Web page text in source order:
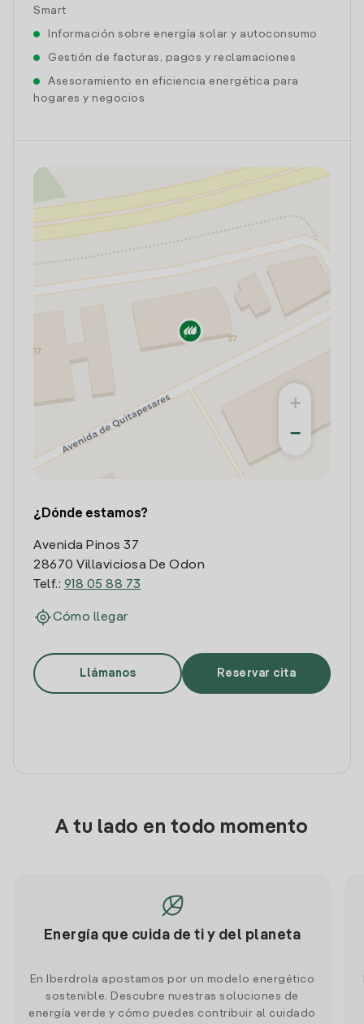
Smart
Información sobre energía solar y autoconsumo
Gestión de facturas, pagos y reclamaciones
Asesoramiento en eficiencia energética para
hogares y negocios
+
−
¿Dónde estamos?
Avenida Pinos 37
28670 Villaviciosa De Odon
Telf.: 918 05 88 73
Cómo llegar
Llámanos Reservar cita
A tu lado en todo momento
Energía que cuida de ti y del planeta
En Iberdrola apostamos por un modelo energético
sostenible. Descubre nuestras soluciones de
energía verde y cómo puedes contribuir al cuidado